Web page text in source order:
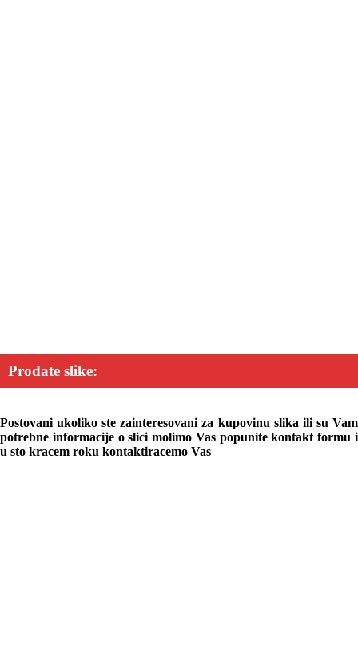
Prodate slike:
Postovani ukoliko ste zainteresovani za kupovinu slika ili su Vam
potrebne informacije o slici molimo Vas popunite kontakt formu i
u sto kracem roku kontaktiracemo Vas